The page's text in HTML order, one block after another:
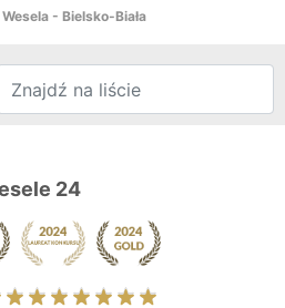
- Bielsko-Biała
24